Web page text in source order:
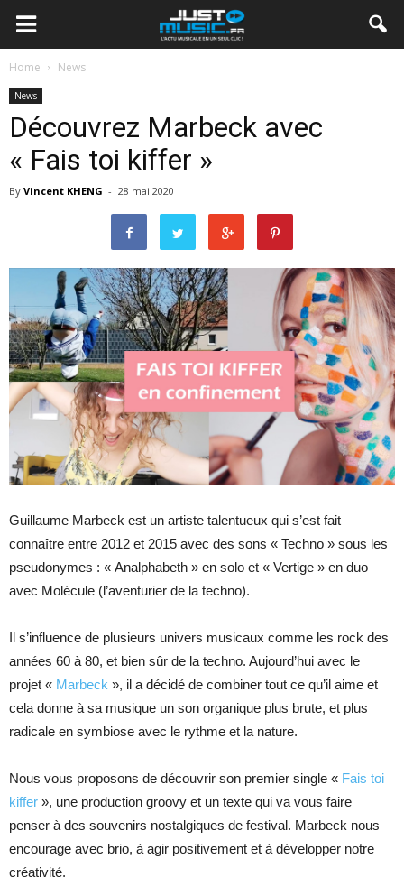
Home News
News
Découvrez Marbeck avec
« Fais toi kiffer »
By Vincent KHENG - 28 mai 2020
Guillaume Marbeck est un artiste talentueux qui s’est fait
connaître entre 2012 et 2015 avec des sons « Techno » sous les
pseudonymes : « Analphabeth » en solo et « Vertige » en duo
avec Molécule (l’aventurier de la techno).
Il s’influence de plusieurs univers musicaux comme les rock des
années 60 à 80, et bien sûr de la techno. Aujourd’hui avec le
projet « Marbeck », il a décidé de combiner tout ce qu’il aime et
cela donne à sa musique un son organique plus brute, et plus
radicale en symbiose avec le rythme et la nature.
Nous vous proposons de découvrir son premier single « Fais toi
kiffer », une production groovy et un texte qui va vous faire
penser à des souvenirs nostalgiques de festival. Marbeck nous
encourage avec brio, à agir positivement et à développer notre
créativité.